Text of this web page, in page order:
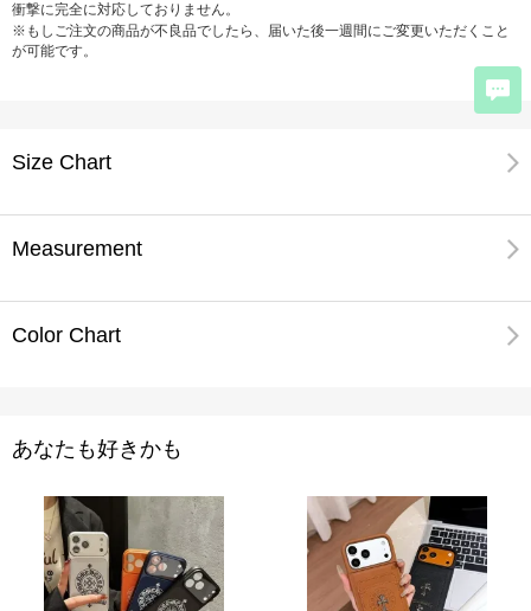
衝撃に完全に対応しておりません。
※もしご注文の商品が不良品でしたら、届いた後一週間にご変更いただくこと
が可能です。
Size Chart
Measurement
Color Chart
あなたも好きかも